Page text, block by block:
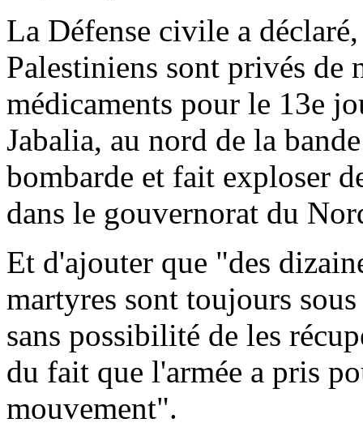
La Défense civile a
Palestiniens sont privés de
médicaments pour le 13e
Jabalia, au nord de la
bombarde et fait exploser
dans le gouvernorat du
Et d'ajouter que "des
martyres sont toujours
sans possibilité de les
du fait que l'armée a pris
mouvement".